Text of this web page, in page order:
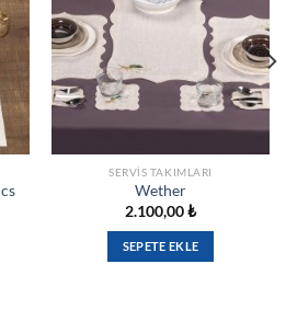
LISTESINE
EKLE
SERVIS TAKIMLARI
Wether
2.100,00₺
SEPETE EKLE